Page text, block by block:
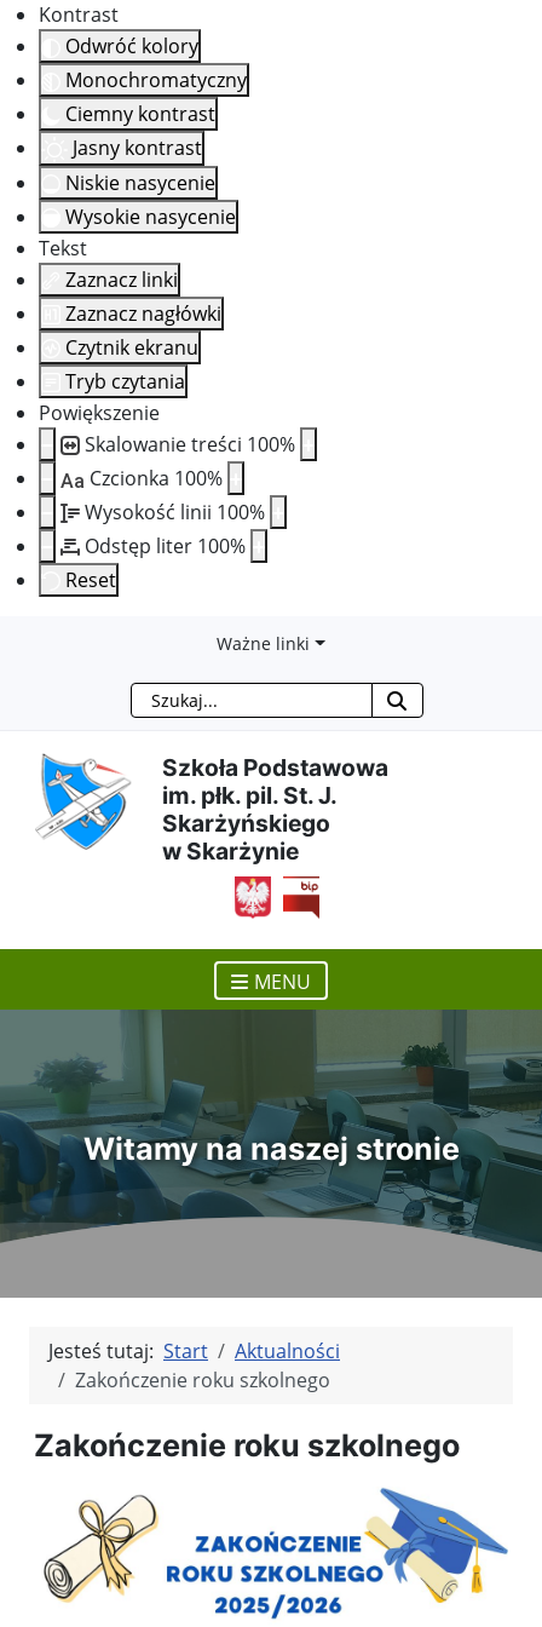
Kontrast
Odwróć kolory
Monochromatyczny
Ciemny kontrast
Jasny kontrast
Niskie nasycenie
Wysokie nasycenie
Tekst
Zaznacz linki
Zaznacz nagłówki
Czytnik ekranu
Tryb czytania
Powiększenie
Skalowanie treści 100%
Aa Czcionka 100%
Wysokość linii 100%
Odstęp liter 100%
Reset
treści
głównej
menu
nawigacyjnego
wyszukiwarki
mapy
strony
Ważne linki
Szukaj
Szkoła Podstawowa
im. płk. pil. St. J.
Skarżyńskiego
w Skarżynie
otwiera się w nowym
MENU
Witamy na naszej stronie
Jesteś tutaj: Start
Aktualności
Zakończenie roku szkolnego
Zakończenie roku szkolnego